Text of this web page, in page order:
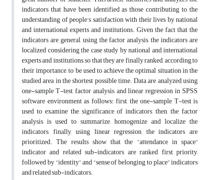
indicators that have been identified as those contributing to the
understanding of people’s satisfaction with their lives by national
and international experts and institutions. Given the fact that the
indicators are general, using the factor analysis, the indicators are
localized considering the case study by national and international
experts and institutions, so that they are finally ranked, according to
their importance, to be used to achieve the optimal situation in the
studied area in the shortest possible time. Data are analyzed using
one-sample T-test, factor analysis, and linear regression in SPSS
software environment as follows: first, the one-sample T-test is
used to examine the significance of indicators, then, the factor
analysis is used to summarize, homogenize and localize the
indicators, finally, using linear regression, the indicators are
prioritized. The results show that the “attendance in space”
indicator and related sub-indicators are ranked first priority,
followed by “identity” and “sense of belonging to place” indicators
and related sub-indicators.